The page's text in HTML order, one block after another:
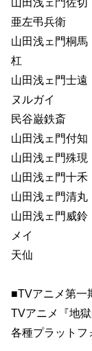
亜左弔兵衛
山田浅ェ門桐
杠 ：高
山田浅ェ門士
ヌルガイ
民谷巌鉄斎
山田浅ェ門付
山田浅ェ門殊
山田浅ェ門十
山田浅ェ門清
山田浅ェ門威
メイ ：
天仙 ：諏
■TVアニメ第
TVアニメ『地
各種プラットフ